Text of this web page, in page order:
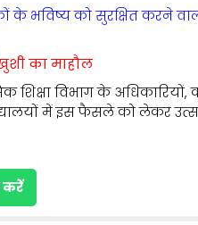
के भविष्य को सुरक्षित करने
का माहौल
विभाग के अधिकारियों,
में इस फैसले को लेकर
करें